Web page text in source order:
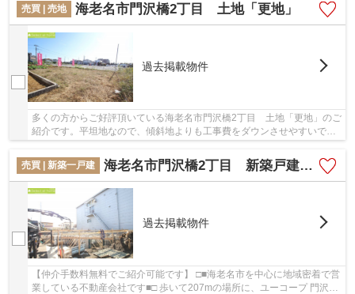
売買 | 売地
海老名市門沢橋2丁目 土地「更地」
過去掲載物件
多くの方からご好評頂いている海老名市門沢橋2丁目 土地「更地」のご
紹介です。平坦地なので、傾斜地よりも工事費をダウンさせやすいです
よ。土地面積は137㎡となっています。建築に...
売買 | 新築一戸建
海老名市門沢橋2丁目 新築戸建て 全5棟【仲介手数料無料】
過去掲載物件
【仲介手数料無料でご紹介可能です】 □■海老名市を中心に地域密着で営
業している不動産会社です■□ 歩いて207mの場所に、ユーコープ 門沢橋